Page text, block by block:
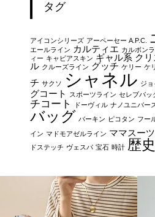
タグ
アイコンシリーズ アーペーセー A.P.C.
エールライン カルティエ カルボン
ィー キャビアスキン ギャル系 ク
ル クルーズライン グッチ ケリー ケ
チ サクソ シャネル ジョ
グコート
スポーツライン セレブバッ
チコート
ドーヴィル ナノユニバー
バッグ バーキン ピコタン フー
イン マドモアゼルライン ママスーツ
ドステッチ ヴェスパ 宝石 時計 歴史